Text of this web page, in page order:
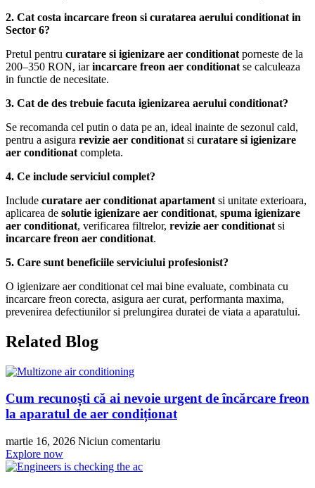
2. Cat costa incarcare freon si curatarea aerului conditionat in
Sector 6?
Pretul pentru curatare si igienizare aer conditionat porneste de la
200–350 RON, iarincarcare freon aer conditionat se calculeaza
in functie de necesitate.
3. Cat de des trebuie facuta igienizarea aerului conditionat?
Se recomanda cel putin o data pe an, ideal inainte de sezonul cald,
pentru a asigura revizie aer conditionat si curatare si igienizare
aer conditionat completa.
4. Ce include serviciul complet?
Include curatare aer conditionat apartament si unitate exterioara,
aplicarea de solutie igienizare aer conditionat, spuma igienizare
aer conditionat, verificarea filtrelor, revizie aer conditionat si
incarcare freon aer conditionat.
5. Care sunt beneficiile serviciului profesionist?
O igienizare aer conditionat cel mai bine evaluate, combinata cu
incarcare freon corecta, asigura aer curat, performanta maxima,
prevenirea defectiunilor si prelungirea duratei de viata a aparatului.
Related Blog
Cum recunoști că ai nevoie urgent de încărcare freon
la aparatul de aer condiționat
martie 16, 2026 Niciun comentariu
Explore now